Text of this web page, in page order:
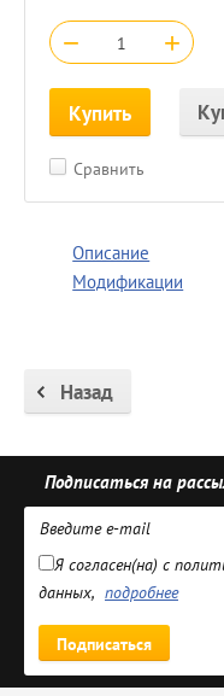
− +
Купить
Сравнить
Описание
Модификации
Назад
Подписаться на
Я согласен(на) с
данных, подробнее
Подписаться